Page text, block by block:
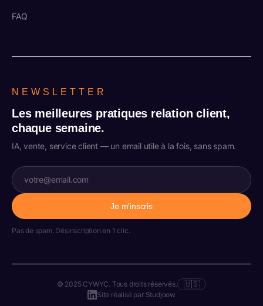
FAQ
NEWSLETTER
Les meilleures pratiques relation client,
chaque semaine.
IA, vente, service client — un email utile à la fois, sans spam.
Je m'inscris
Pas de spam. Désinscription en 1 clic.
© 2025 CYWYC. Tous droits réservés. 🇺🇸
Site réalisé par Studjoow